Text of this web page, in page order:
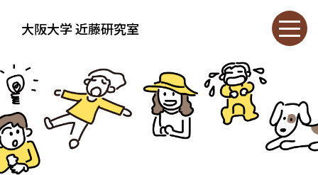
大阪大学 近藤研究室